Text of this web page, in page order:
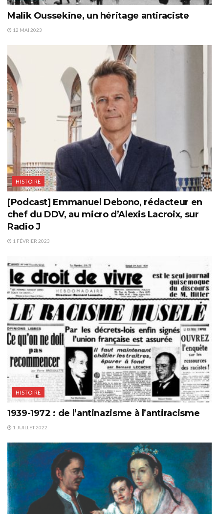
Malik Oussekine, un héritage antiraciste
12 MAI 2023
HISTOIRE
[Podcast] Emmanuel Debono, rédacteur en
chef du DDV, au micro d’Alexis Lacroix, sur
Radio J
1 FÉVRIER 2023
HISTOIRE
1939-1972 : de l’antinazisme à l’antiracisme
1 JUILLET 2022